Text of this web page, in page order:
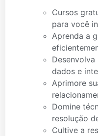
Cursos
para você
Aprenda a
dados e
Aprimore
Domine
resolução
Cultive a